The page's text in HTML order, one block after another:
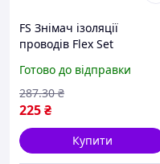
FS Знімач ізоляції
проводів Flex Set
універсальний 0,5-9,5
мм2 для електриків
знімання ізол SET18-F
Готово до відправки
225₴
287.30 ₴
Купити